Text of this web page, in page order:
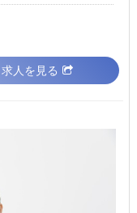
求人を見る